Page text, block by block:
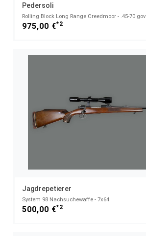
Pedersoli
Rolling Block Long Range Creedmoor - .45-70 gov
975,00 €*2
Jagdrepetierer
System 98 Nachsuchewaffe - 7x64
500,00 €*2